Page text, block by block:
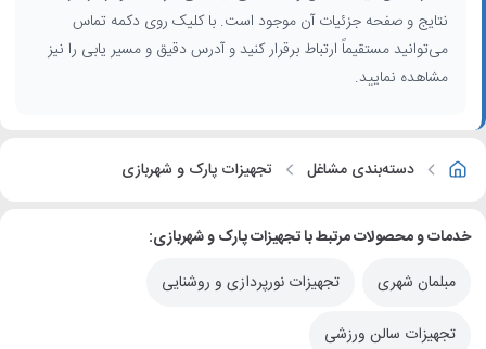
نتایج و صفحه جزئیات آن موجود است. با کلیک روی دکمه تماس
می‌توانید مستقیماً ارتباط برقرار کنید و آدرس دقیق و مسیر یابی را نیز
مشاهده نمایید.
دسته‌بندی مشاغل تجهیزات پارک و شهربازی
خدمات و محصولات مرتبط با تجهیزات پارک و شهربازی:
مبلمان شهری
تجهیزات نورپردازی و روشنایی
تجهیزات سالن ورزشی